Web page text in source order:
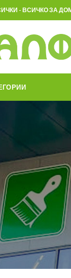
- ВСИЧКО ЗА